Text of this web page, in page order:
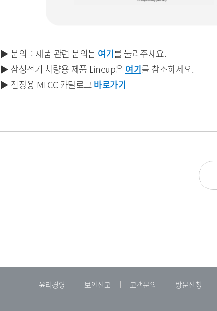
▶ 문의 : 제품 관련 문의는 여기를 눌러주세요.
▶ 삼성전기 차량용 제품 Lineup은 여기를 참조하세요.
▶ 전장용 MLCC 카탈로그 바로가기
윤리경영 보안신고 고객문의 방문신청